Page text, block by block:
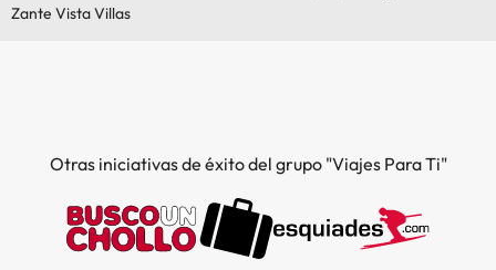
Zante Vista Villas
Otras iniciativas de éxito del grupo "Viajes Para Ti"